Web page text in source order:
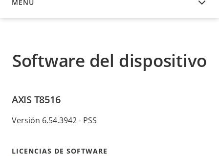
MENÚ
SOFTWARE DEL DISPOSITIVO
Software del dispositivo
AXIS T8516
Versión 6.54.3942 - PSS
LICENCIAS DE SOFTWARE